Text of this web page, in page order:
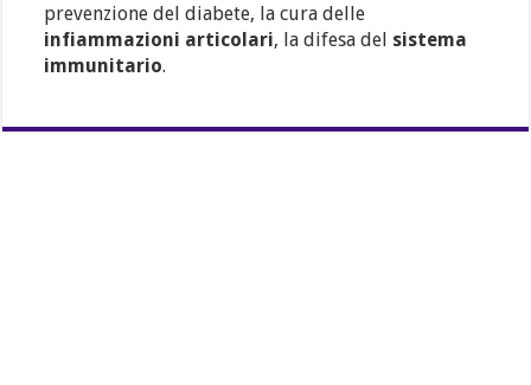
prevenzione del diabete, la cura delle
infiammazioni articolari, la difesa del sistema
immunitario.